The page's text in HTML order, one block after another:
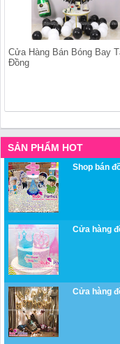
Cửa Hàng Bán Bóng Bay
Đồng
SẢN PHẨM HOT
Shop bán
Cửa hàng
Cửa hàng